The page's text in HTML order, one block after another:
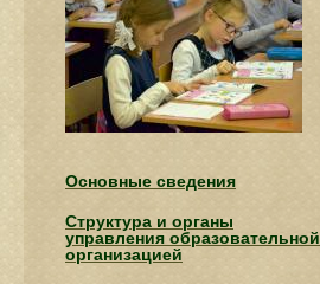
Основные сведения
Структура и органы
управления образовательной
организацией